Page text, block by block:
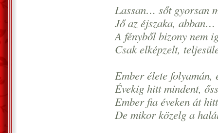
Lassan… sőt gyorsan
Jő az éjszaka,
A fényből bizony nem
Csak elképzelt,
Ember élete folyamán,
Évekig hitt mindent,
Ember fia éveken át
De mikor közelg a